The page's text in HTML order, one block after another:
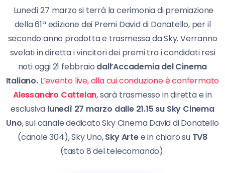
Lunedì 27 marzo si terrà la cerimonia di premiazione
della 61ª edizione dei Premi David di Donatello, per il
secondo anno prodotta e trasmessa da Sky. Verranno
svelati in diretta i vincitori dei premi tra i candidati resi
noti oggi 21 febbraio dall’Accademia del Cinema
Italiano.L’evento live, alla cui conduzione è confermato
Alessandro Cattelan,sarà trasmesso in diretta e in
esclusiva lunedì 27 marzo dalle 21.15 su Sky Cinema
Uno, sul canale dedicato Sky Cinema David di Donatello
(canale 304), Sky Uno,Sky Artee in chiaro su TV8
(tasto 8 del telecomando).